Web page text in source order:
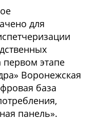
для
этапе
Воронежская
база
панель».